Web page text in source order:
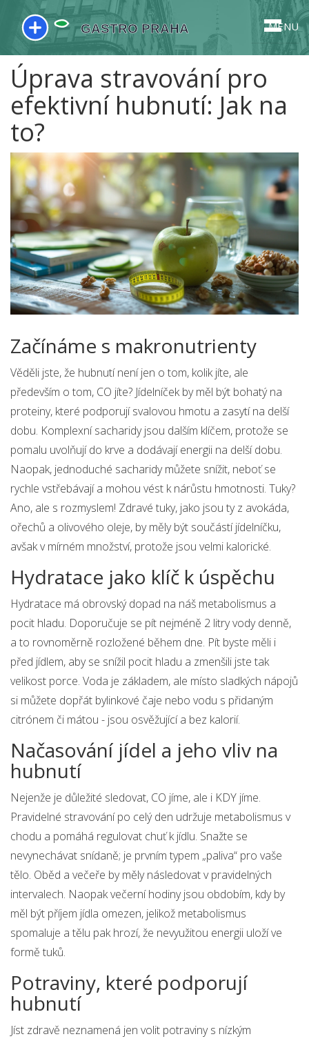
MENU
Úprava stravování pro
efektivní hubnutí: Jak na
to?
Začínáme s makronutrienty
Věděli jste, že hubnutí není jen o tom, kolik jíte, ale
především o tom, CO jíte? Jídelníček by měl být bohatý na
proteiny, které podporují svalovou hmotu a zasytí na delší
dobu. Komplexní sacharidy jsou dalším klíčem, protože se
pomalu uvolňují do krve a dodávají energii na delší dobu.
Naopak, jednoduché sacharidy můžete snížit, neboť se
rychle vstřebávají a mohou vést k nárůstu hmotnosti. Tuky?
Ano, ale s rozmyslem! Zdravé tuky, jako jsou ty z avokáda,
ořechů a olivového oleje, by měly být součástí jídelníčku,
avšak v mírném množství, protože jsou velmi kalorické.
Hydratace jako klíč k úspěchu
Hydratace má obrovský dopad na náš metabolismus a
pocit hladu. Doporučuje se pít nejméně 2 litry vody denně,
a to rovnoměrně rozložené během dne. Pít byste měli i
před jídlem, aby se snížil pocit hladu a zmenšili jste tak
velikost porce. Voda je základem, ale místo sladkých nápojů
si můžete dopřát bylinkové čaje nebo vodu s přidaným
citrónem či mátou - jsou osvěžující a bez kalorií.
Načasování jídel a jeho vliv na
hubnutí
Nejenže je důležité sledovat, CO jíme, ale i KDY jíme.
Pravidelné stravování po celý den udržuje metabolismus v
chodu a pomáhá regulovat chuť k jídlu. Snažte se
nevynechávat snídaně; je prvním typem „paliva“ pro vaše
tělo. Oběd a večeře by měly následovat v pravidelných
intervalech. Naopak večerní hodiny jsou obdobím, kdy by
měl být příjem jídla omezen, jelikož metabolismus
spomaluje a tělu pak hrozí, že nevyužitou energii uloží ve
formě tuků.
Potraviny, které podporují
hubnutí
Jíst zdravě neznamená jen volit potraviny s nízkým